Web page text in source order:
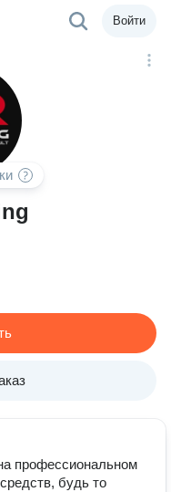
Войти
профессиональном
будь то